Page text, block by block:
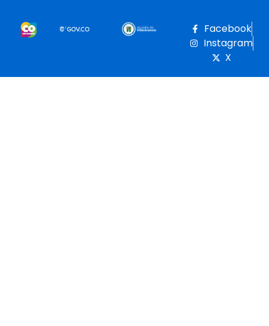
Facebook
Instagram
X